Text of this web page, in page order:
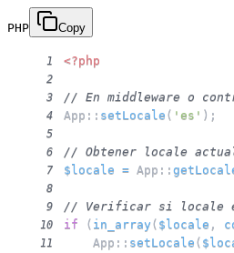
PHP Copy
1 <?php
2
3
// En middleware o
4 App :: setLocale ( 'es' ) ;
5
6
// Obtener locale
7 $locale = App ::
8
9
// Verificar si locale
10 if ( in_array ( $locale ,
11 App :: setLocale (